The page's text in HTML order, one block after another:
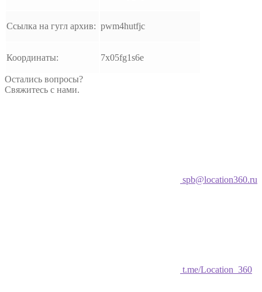
Ссылка на гугл архив: pwm4hutfjc
Координаты: 7x05fg1s6e
Остались вопросы?
Свяжитесь с нами.
spb@location360.ru
t.me/Location_360